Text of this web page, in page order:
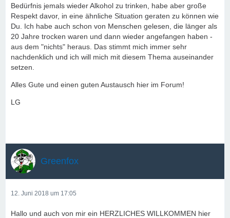
Bedürfnis jemals wieder Alkohol zu trinken, habe aber große
Respekt davor, in eine ähnliche Situation geraten zu können wie
Du. Ich habe auch schon von Menschen gelesen, die länger als
20 Jahre trocken waren und dann wieder angefangen haben -
aus dem "nichts" heraus. Das stimmt mich immer sehr
nachdenklich und ich will mich mit diesem Thema auseinander
setzen.
Alles Gute und einen guten Austausch hier im Forum!
LG
Greenfox
12. Juni 2018 um 17:05
Hallo und auch von mir ein HERZLICHES WILLKOMMEN hier